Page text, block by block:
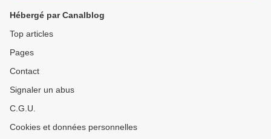
Hébergé par Canalblog
Top articles
Pages
Contact
Signaler un abus
C.G.U.
Cookies et données personnelles